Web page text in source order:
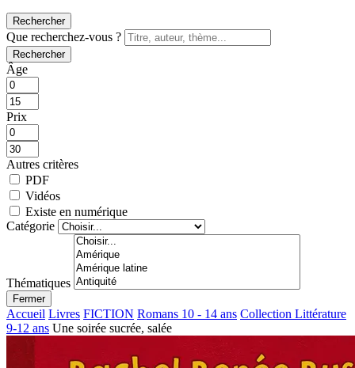
Rechercher
Que recherchez-vous ?
Rechercher
Âge
Prix
Autres critères
PDF
Vidéos
Existe en numérique
Catégorie
Thématiques
Fermer
Accueil Livres FICTION Romans 10 - 14 ans Collection Littérature
9-12 ans Une soirée sucrée, salée